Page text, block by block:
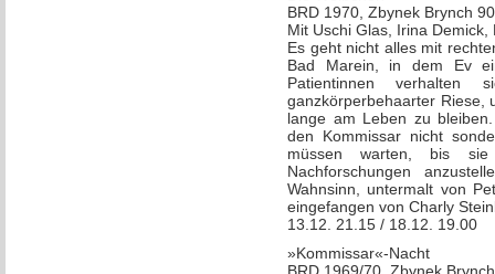
BRD 1970, Zbynek Brynch
Mit Uschi Glas, Irina
Es geht nicht alles mit
Bad Marein, in dem Ev
Patientinnen
ganzkörperbehaarter Riese,
lange am Leben zu
den Kommissar nicht
müssen warten, bis
Nachforschungen
Wahnsinn, untermalt von
eingefangen von Charly
13.12. 21.15 / 18.12. 19.00
»Kommissar«-Nacht